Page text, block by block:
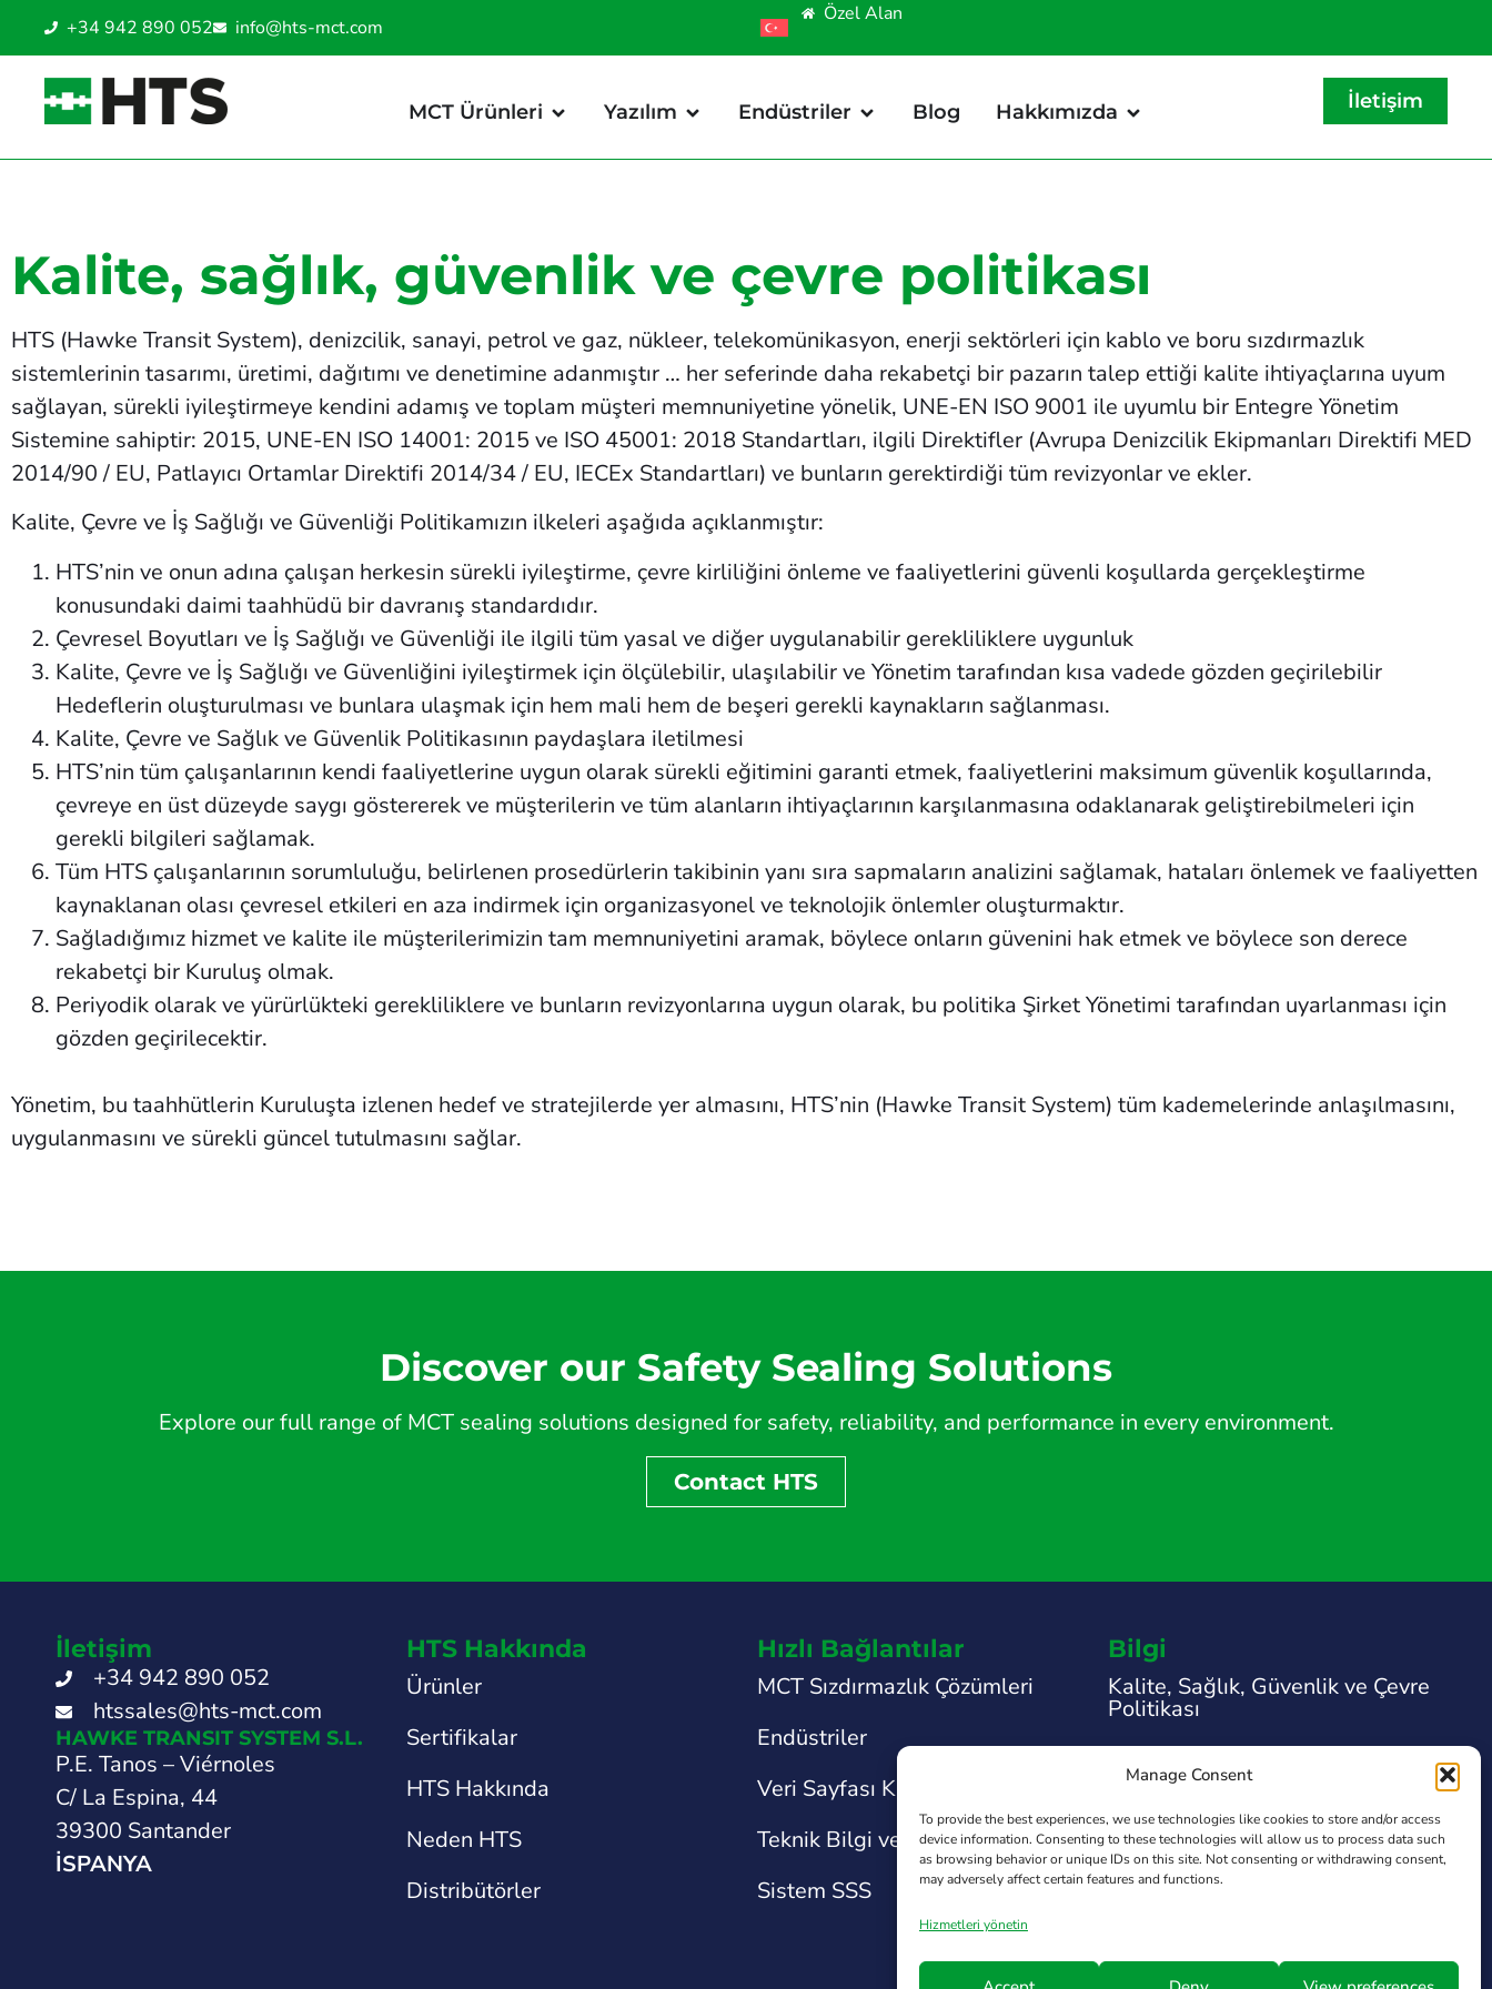
Manage Consent
To provide the best experiences, we use technologies like cookies to store and/or access
device information. Consenting to these technologies will allow us to process data such
as browsing behavior or unique IDs on this site. Not consenting or withdrawing consent,
may adversely affect certain features and functions.
Hizmetleri yönetin
+34 942 890 052 info@hts-mct.com
Özel Alan
MCT Ürünleri Yazılım Endüstriler Blog Hakkımızda İletişim
Kalite, sağlık, güvenlik ve çevre politikası
HTS (Hawke Transit System), denizcilik, sanayi, petrol ve gaz, nükleer, telekomünikasyon, enerji sektörleri için kablo ve boru sızdırmazlık
sistemlerinin tasarımı, üretimi, dağıtımı ve denetimine adanmıştır … her seferinde daha rekabetçi bir pazarın talep ettiği kalite ihtiyaçlarına uyum
sağlayan, sürekli iyileştirmeye kendini adamış ve toplam müşteri memnuniyetine yönelik, UNE-EN ISO 9001 ile uyumlu bir Entegre Yönetim
Sistemine sahiptir: 2015, UNE-EN ISO 14001: 2015 ve ISO 45001: 2018 Standartları, ilgili Direktifler (Avrupa Denizcilik Ekipmanları Direktifi MED
2014/90 / EU, Patlayıcı Ortamlar Direktifi 2014/34 / EU, IECEx Standartları) ve bunların gerektirdiği tüm revizyonlar ve ekler.
Kalite, Çevre ve İş Sağlığı ve Güvenliği Politikamızın ilkeleri aşağıda açıklanmıştır:
HTS’nin ve onun adına çalışan herkesin sürekli iyileştirme, çevre kirliliğini önleme ve faaliyetlerini güvenli koşullarda gerçekleştirme
konusundaki daimi taahhüdü bir davranış standardıdır.
Çevresel Boyutları ve İş Sağlığı ve Güvenliği ile ilgili tüm yasal ve diğer uygulanabilir gerekliliklere uygunluk
Kalite, Çevre ve İş Sağlığı ve Güvenliğini iyileştirmek için ölçülebilir, ulaşılabilir ve Yönetim tarafından kısa vadede gözden geçirilebilir
Hedeflerin oluşturulması ve bunlara ulaşmak için hem mali hem de beşeri gerekli kaynakların sağlanması.
Kalite, Çevre ve Sağlık ve Güvenlik Politikasının paydaşlara iletilmesi
HTS’nin tüm çalışanlarının kendi faaliyetlerine uygun olarak sürekli eğitimini garanti etmek, faaliyetlerini maksimum güvenlik koşullarında,
çevreye en üst düzeyde saygı göstererek ve müşterilerin ve tüm alanların ihtiyaçlarının karşılanmasına odaklanarak geliştirebilmeleri için
gerekli bilgileri sağlamak.
Tüm HTS çalışanlarının sorumluluğu, belirlenen prosedürlerin takibinin yanı sıra sapmaların analizini sağlamak, hataları önlemek ve faaliyetten
kaynaklanan olası çevresel etkileri en aza indirmek için organizasyonel ve teknolojik önlemler oluşturmaktır.
Sağladığımız hizmet ve kalite ile müşterilerimizin tam memnuniyetini aramak, böylece onların güvenini hak etmek ve böylece son derece
rekabetçi bir Kuruluş olmak.
Periyodik olarak ve yürürlükteki gerekliliklere ve bunların revizyonlarına uygun olarak, bu politika Şirket Yönetimi tarafından uyarlanması için
gözden geçirilecektir.
Yönetim, bu taahhütlerin Kuruluşta izlenen hedef ve stratejilerde yer almasını, HTS’nin (Hawke Transit System) tüm kademelerinde anlaşılmasını,
uygulanmasını ve sürekli güncel tutulmasını sağlar.
Discover our Safety Sealing Solutions
Explore our full range of MCT sealing solutions designed for safety, reliability, and performance in every environment.
Contact HTS
İletişim
+34 942 890 052
htssales@hts-mct.com
HAWKE TRANSIT SYSTEM S.L.
P.E. Tanos – Viérnoles
C/ La Espina, 44
39300 Santander
İSPANYA
HTS Hakkında
Ürünler
Sertifikalar
HTS Hakkında
Neden HTS
Distribütörler
Hızlı Bağlantılar
MCT Sızdırmazlık Çözümleri
Endüstriler
Veri Sayfası Kitaplığı
Teknik Bilgi ve Destek
Sistem SSS
Bilgi
Kalite, Sağlık, Güvenlik ve Çevre
Politikası
Gizlilik Politikası
Çerez Politikası